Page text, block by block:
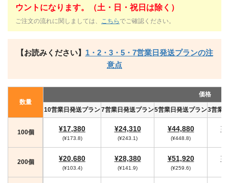
ウントになります。（土・日・祝日は除く）
ご注文の流れに関しましては、 こちら でご確認ください。
【お読みください】 1・2・3・5・7営業日発送プランの注
意点
数量
価格
10営業日発送プラン7営業日発送プラン5営業日発送プラン3営業
100個 ¥17,380
(¥173.8)
¥24,310
(¥243.1)
¥44,880
(¥448.8)
200個 ¥20,680
(¥103.4)
¥28,380
(¥141.9)
¥51,920
(¥259.6)